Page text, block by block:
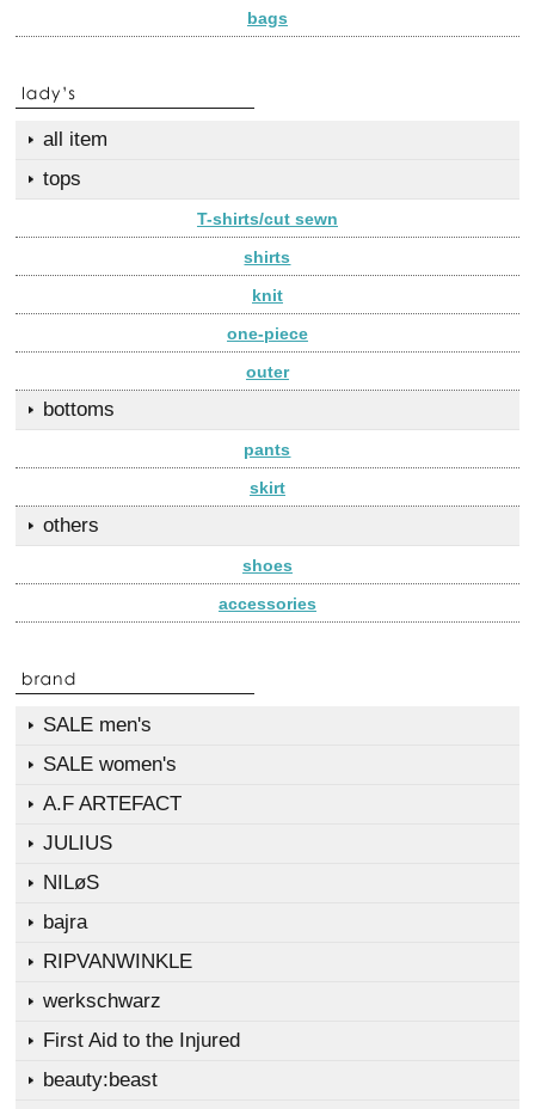
bags
all item
tops
T-shirts/cut sewn
shirts
knit
one-piece
outer
bottoms
pants
skirt
others
shoes
accessories
SALE men's
SALE women's
A.F ARTEFACT
JULIUS
NILøS
bajra
RIPVANWINKLE
werkschwarz
First Aid to the Injured
beauty:beast